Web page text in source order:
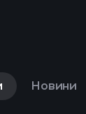
Новини